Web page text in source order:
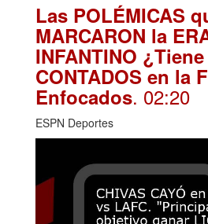
Las POLÉMICAS
MARCARON la
INFANTINO
CONTADOS en la
Enfocados. 02:20
ESPN Deportes